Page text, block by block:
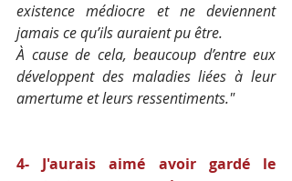
existence médiocre et ne deviennent
jamais ce qu’ils auraient pu être.
À cause de cela, beaucoup d’entre eux
développent des maladies liées à leur
amertume et leurs ressentiments."
4- J'aurais aimé avoir gardé le